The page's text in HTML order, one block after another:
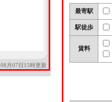
08月07日15時更新
最寄駅
駅徒歩
賃料